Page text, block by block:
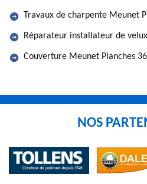
Travaux de charpente Meunet
Réparateur installateur de
Couverture Meunet Planches
NOS